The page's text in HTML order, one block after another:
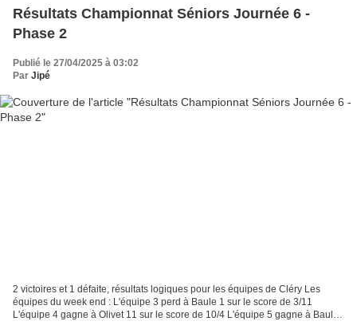
Résultats Championnat Séniors Journée 6 -
Phase 2
Publié le 27/04/2025 à 03:02
Par Jipé
2 victoires et 1 défaite, résultats logiques pour les équipes de Cléry Les
équipes du week end : L'équipe 3 perd à Baule 1 sur le score de 3/11
L'équipe 4 gagne à Olivet 11 sur le score de 10/4 L'équipe 5 gagne à Baule